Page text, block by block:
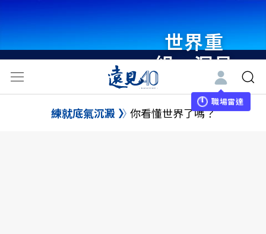
世界重
組・洞見
未來 與
世界領袖
職場雷達
練就底氣沉澱 你看懂世界了嗎？